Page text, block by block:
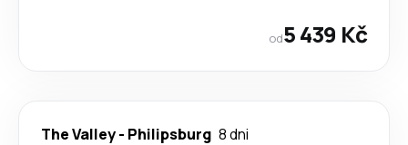
od5 439 Kč
The Valley- Philipsburg 8 dni